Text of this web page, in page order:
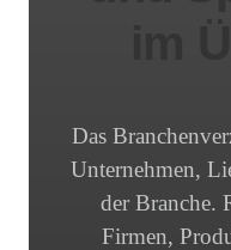
Das
Unternehmen,
der Branche.
Firmen,